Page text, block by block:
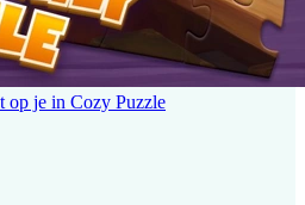
op je in Cozy Puzzle